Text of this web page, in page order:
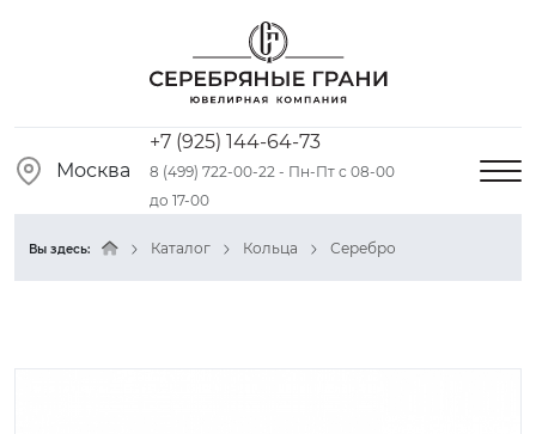
Москва
+7 (925) 144-64-73
8 (499) 722-00-22 - Пн-Пт с 08-00
до 17-00
Вы здесь: Каталог Кольца Серебро